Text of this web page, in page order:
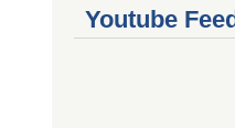
Youtube